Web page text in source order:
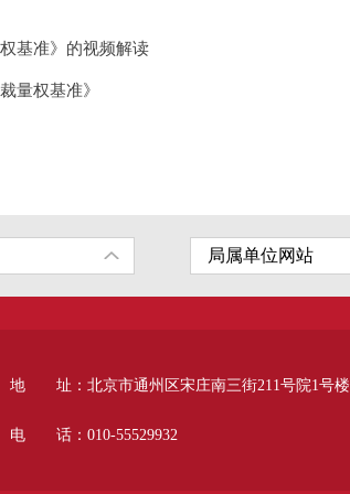
基准》的视频解读
量权基准》
地 址：北京市通州区宋庄南三街211号院1号楼
电 话：010-55529932